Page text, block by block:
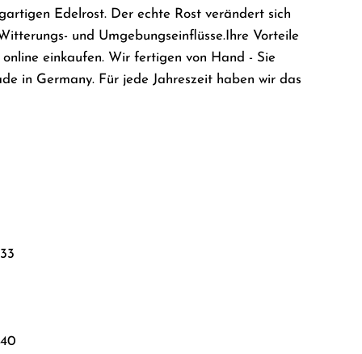
Edelrost. Der echte Rost verändert sich
und Umgebungseinflüsse.Ihre Vorteile
online einkaufen. Wir fertigen von Hand - Sie
in Germany. Für jede Jahreszeit haben wir das